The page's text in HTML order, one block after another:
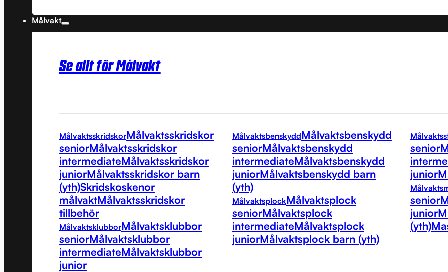
Målvakt
Se allt för Målvakt
MålvaktsskridskorMålvaktsskridskor
seniorMålvaktsskridskor
intermediateMålvaktsskridskor
juniorMålvaktsskridskor barn
(yth)Skridskoskenor
målvaktMålvaktsskridskor
tillbehör
MålvaktsklubborMålvaktsklubbor
seniorMålvaktsklubbor
intermediateMålvaktsklubbor
junior
MålvaktsbenskyddMålvaktsbenskydd
seniorMålvaktsbenskydd
intermediateMålvaktsbenskydd
juniorMålvaktsbenskydd barn
(yth)
MålvaktsplockMålvaktsplock
seniorMålvaktsplock
intermediateMålvaktsplock
juniorMålvaktsplock barn (yth)
senior
junior
senior
junior
(yth)